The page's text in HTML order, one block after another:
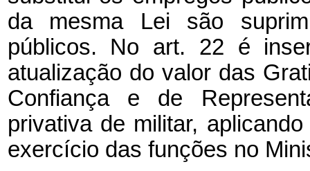
da mesma Lei são
públicos. No art. 22 é
atualização do valor das
Confiança e de
privativa de militar,
exercício das funções no